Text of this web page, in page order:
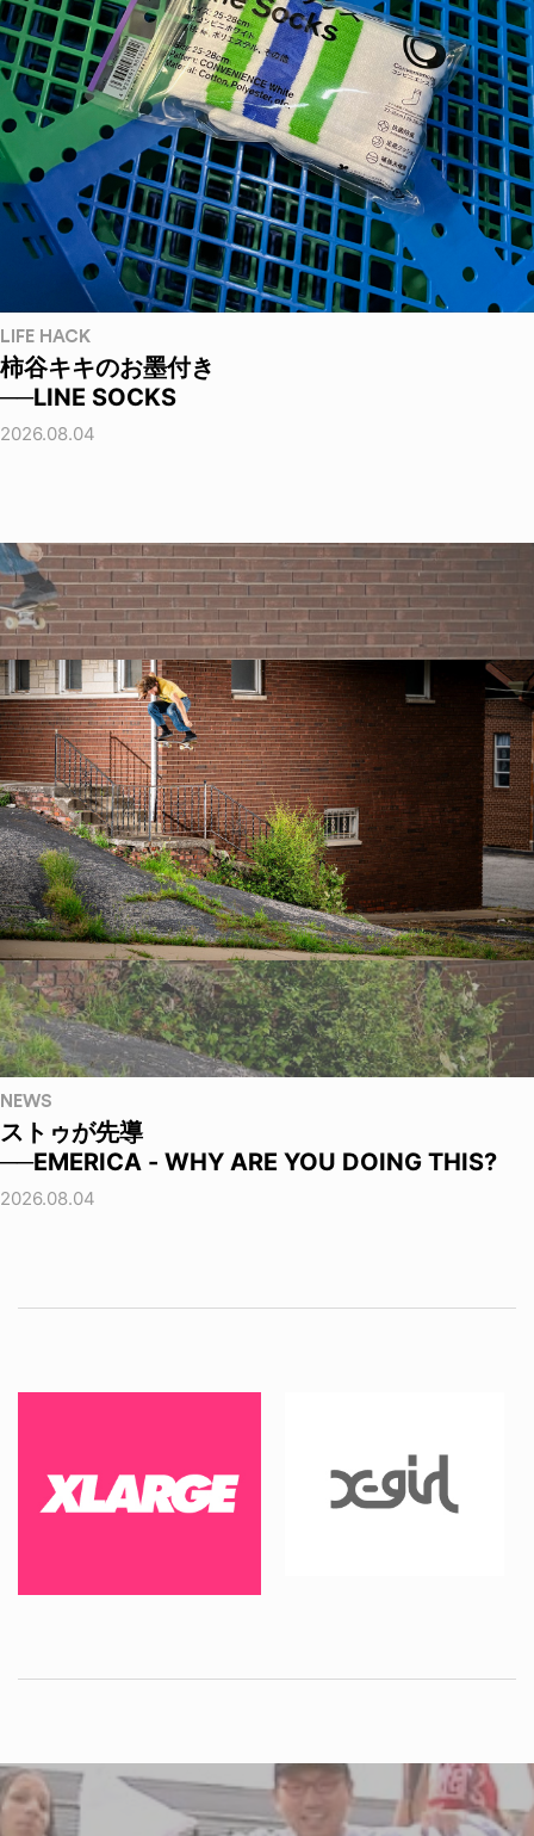
LIFE HACK
柿谷キキのお墨付き
──LINE SOCKS
2026.08.04
NEWS
ストゥが先導
──EMERICA - WHY ARE YOU DOING THIS?
2026.08.04